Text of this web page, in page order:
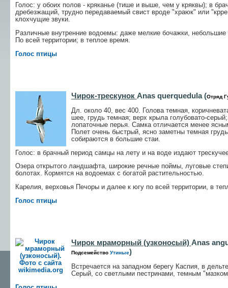
Голос: у обоих полов - кряканье (тише и выше, чем у кряквы); в
дребезжащий, трудно передаваемый свист вроде "храюк" или
клохчущие звуки.
Различные внутренние водоемы: даже мелкие бочажки,
По всей территории; в теплое время.
Голос птицы
Чирок-трескунок Anas querquedula (Отряд
Дл. около 40, вес 400. Голова темная,
шее, грудь темная; верх крыла голубовато-
лопаточные перья. Самка отличается менее
Полет очень быстрый, ясно заметны темная
собираются в большие стаи.
Голос: в брачный период самцы на лету и на воде издают
Озера открытого ландшафта, широкие речные поймы, луговые
болотах. Кормятся на водоемах с богатой растительностью.
Карелия, верховья Печоры и далее к югу по всей территории, в
Голос птицы
Чирок мраморный (узконосый) Anas
Подсемейство Утиные)
Встречается на западном берегу Каспия, в
Серый, со светлыми пестринами, темным